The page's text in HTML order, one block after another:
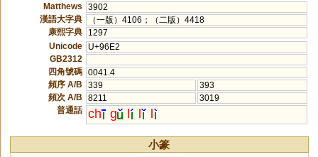
Matthews
3902
漢語大字典
（一版）4106；（二版）4418
康熙字典
1297
Unicode
U+96E2
GB2312
四角號碼 0041.4
頻序 A/B
339
393
頻次 A/B
8211
3019
普通話 ch g l l l
小篆